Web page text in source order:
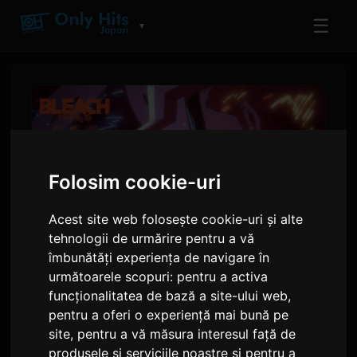
Folosim cookie-uri
Acest site web folosește cookie-uri și alte
tehnologii de urmărire pentru a vă
îmbunătăți experiența de navigare în
următoarele scopuri: pentru a activa
funcționalitatea de bază a site-ului web,
pentru a oferi o experiență mai bună pe
site, pentru a vă măsura interesul față de
produsele și serviciile noastre și pentru a
▼ ☰
BLEACH Final Cour își
dezvăluie tema de încheiere
'Rasen' de la 9Lana